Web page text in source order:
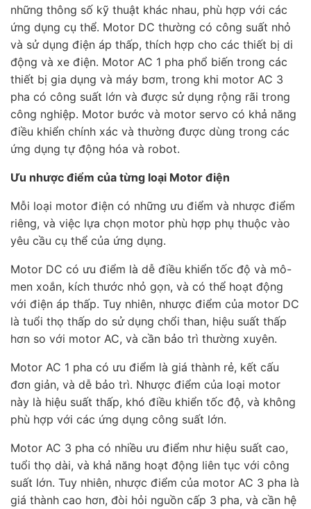
những thông số kỹ thuật khác nhau, phù hợp với các
ứng dụng cụ thể. Motor DC thường có công suất nhỏ
và sử dụng điện áp thấp, thích hợp cho các thiết bị di
động và xe điện. Motor AC 1 pha phổ biến trong các
thiết bị gia dụng và máy bơm, trong khi motor AC 3
pha có công suất lớn và được sử dụng rộng rãi trong
công nghiệp. Motor bước và motor servo có khả năng
điều khiển chính xác và thường được dùng trong các
ứng dụng tự động hóa và robot.
Ưu nhược điểm của từng loại Motor điện
Mỗi loại motor điện có những ưu điểm và nhược điểm
riêng, và việc lựa chọn motor phù hợp phụ thuộc vào
yêu cầu cụ thể của ứng dụng.
Motor DC có ưu điểm là dễ điều khiển tốc độ và mô-
men xoắn, kích thước nhỏ gọn, và có thể hoạt động
với điện áp thấp. Tuy nhiên, nhược điểm của motor DC
là tuổi thọ thấp do sử dụng chổi than, hiệu suất thấp
hơn so với motor AC, và cần bảo trì thường xuyên.
Motor AC 1 pha có ưu điểm là giá thành rẻ, kết cấu
đơn giản, và dễ bảo trì. Nhược điểm của loại motor
này là hiệu suất thấp, khó điều khiển tốc độ, và không
phù hợp với các ứng dụng công suất lớn.
Motor AC 3 pha có nhiều ưu điểm như hiệu suất cao,
tuổi thọ dài, và khả năng hoạt động liên tục với công
suất lớn. Tuy nhiên, nhược điểm của motor AC 3 pha là
giá thành cao hơn, đòi hỏi nguồn cấp 3 pha, và cần hệ